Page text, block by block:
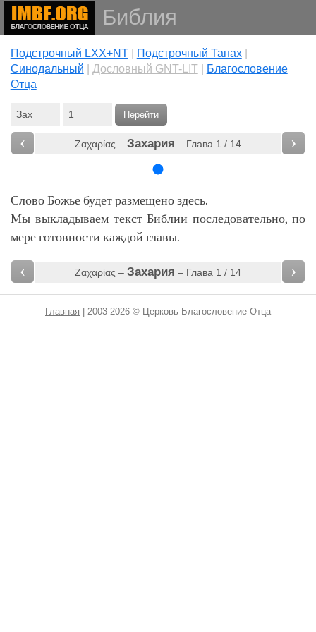
Библия
Подстрочный LXX+NT| Подстрочный Танах|
Cинодальный
Дословный GNT-LIT|
Благословение
Отца
Перейти
‹ Ζαχαρίας – Захария – Глава 1 / 14 ›
Слово Божье будет размещено здесь.
Мы выкладываем текст Библии последовательно, по
мере готовности каждой главы.
‹ Ζαχαρίας – Захария – Глава 1 / 14 ›
Главная | 2003-2026 © Церковь Благословение Отца